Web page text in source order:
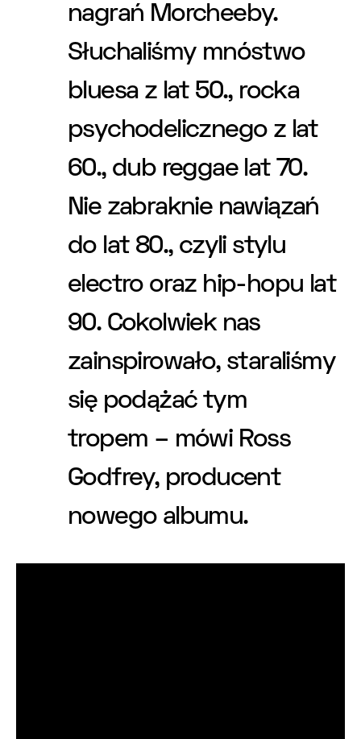
nagrań Morcheeby.
Słuchaliśmy mnóstwo
bluesa z lat 50., rocka
psychodelicznego z lat
60., dub reggae lat 70.
Nie zabraknie nawiązań
do lat 80., czyli stylu
electro oraz hip-hopu lat
90. Cokolwiek nas
zainspirowało, staraliśmy
się podążać tym
tropem – mówi Ross
Godfrey, producent
nowego albumu.